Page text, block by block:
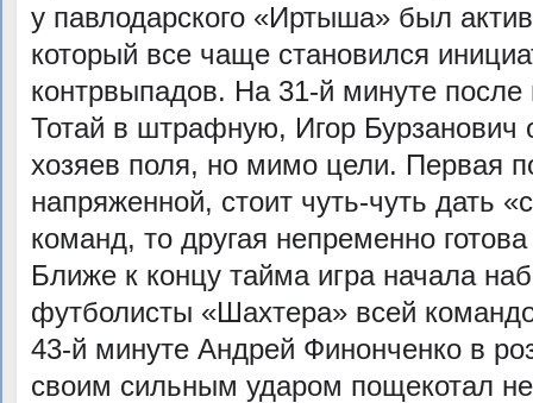
у павлодарского «Иртыша» был
который все чаще становился
контрвыпадов. На 31-й минуте
Тотай в штрафную, Игор Бурзанович
хозяев поля, но мимо цели. Первая
напряженной, стоит чуть-чуть дать
команд, то другая непременно
Ближе к концу тайма игра начала
футболисты «Шахтера» всей
43-й минуте Андрей Финонченко в
своим сильным ударом пощекотал